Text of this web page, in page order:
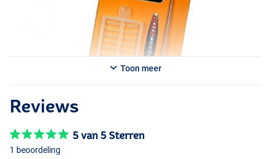
Toon meer
Reviews
5 van 5 Sterren
1 beoordeling